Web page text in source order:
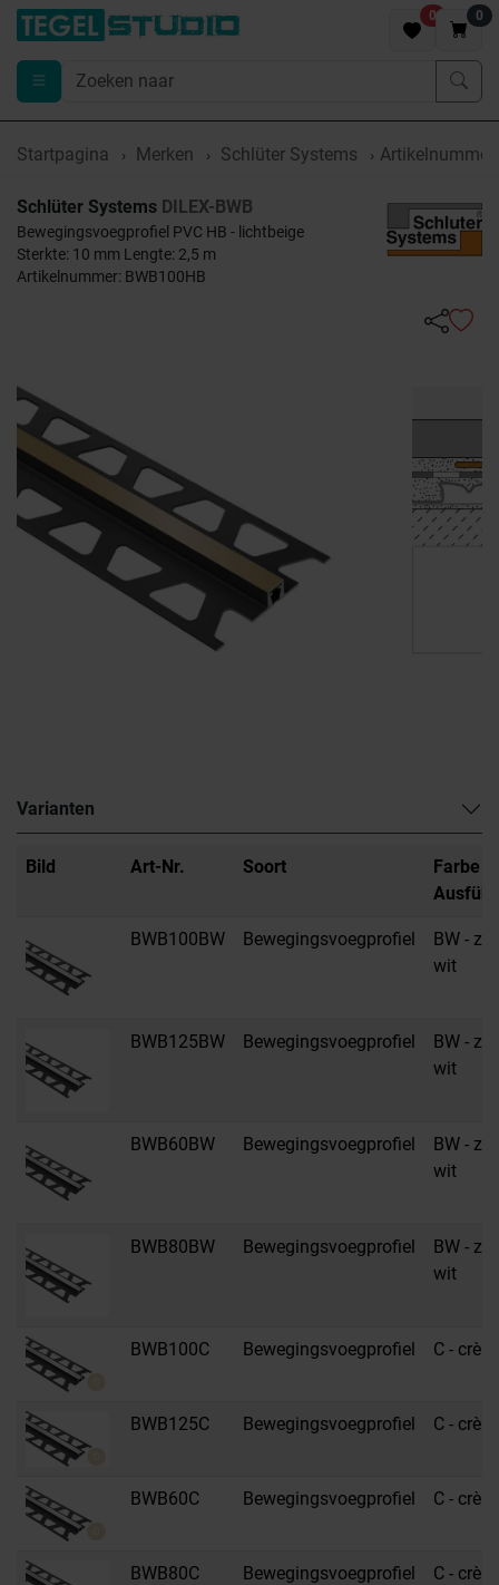
0 0
Startpagina Merken Schlüter Systems Artikelnummer
Schlüter Systems DILEX-BWB
Bewegingsvoegprofiel PVC HB - lichtbeige
Sterkte: 10 mm Lengte: 2,5 m
Artikelnummer: BWB100HB
Varianten
Bild Art-Nr. Soort
Farbe /
BWB100BW Bewegingsvoegprofiel
BW -
wit
BWB125BW Bewegingsvoegprofiel
BW -
wit
BWB60BW Bewegingsvoegprofiel
BW -
wit
BWB80BW Bewegingsvoegprofiel
BW -
wit
BWB100C Bewegingsvoegprofiel C -
BWB125C Bewegingsvoegprofiel C -
BWB60C Bewegingsvoegprofiel C -
BWB80C Bewegingsvoegprofiel C -